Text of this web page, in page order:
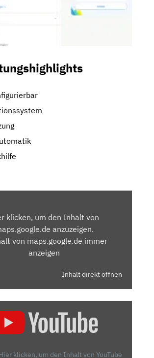
klicken, um den Inhalt von
anzuzeigen.
von maps.google.de immer
anzeigen
Inhalt direkt öffnen
klicken, um den Inhalt von YouTube